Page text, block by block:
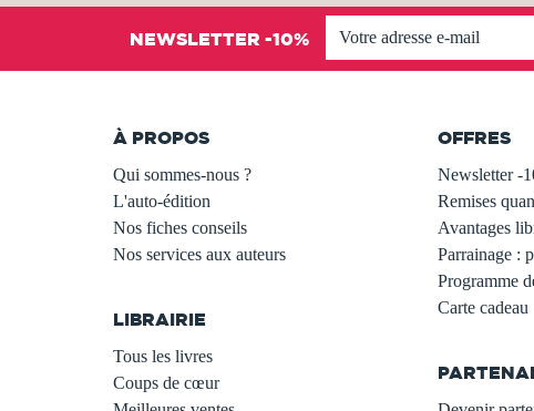
NEWSLETTER -10%
À PROPOS
Qui sommes-nous ?
L'auto-édition
Nos fiches conseils
Nos services aux auteurs
LIBRAIRIE
Tous les livres
Coups de cœur
OFFRES
Newsletter -
Remises
Avantages
Parrainage :
Programme
Carte cadeau